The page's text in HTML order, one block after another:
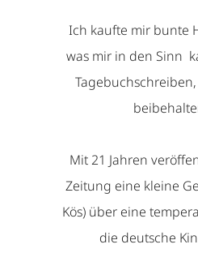
Ich kaufte mir bunte
was mir in den Sinn
Mit 21 Jahren
Zeitung eine kleine
Kös) über eine
die deutsche